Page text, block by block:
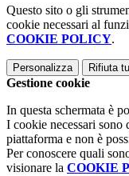
Questo sito o gli
cookie necessari al
COOKIE POLICY.
Personalizza Rifiuta
Gestione cookie
In questa schermata è
I cookie necessari
piattaforma e non è
Per conoscere quali
visionare la COOKIE